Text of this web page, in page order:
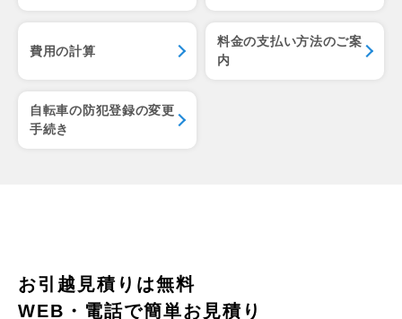
費用の計算
料金の支払い方法のご案
内
自転車の防犯登録の変更
手続き
お引越見積りは無料
WEB・電話で簡単お見積り